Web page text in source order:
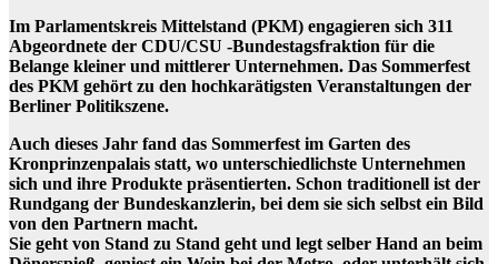
Im Parlamentskreis Mittelstand (PKM) engagieren sich 311
Abgeordnete der CDU/CSU -Bundestagsfraktion für die
Belange kleiner und mittlerer Unternehmen. Das Sommerfest
des PKM gehört zu den hochkarätigsten Veranstaltungen der
Berliner Politikszene.
Auch dieses Jahr fand das Sommerfest im Garten des
Kronprinzenpalais statt, wo unterschiedlichste Unternehmen
sich und ihre Produkte präsentierten. Schon traditionell ist der
Rundgang der Bundeskanzlerin, bei dem sie sich selbst ein Bild
von den Partnern macht.
Sie geht von Stand zu Stand geht und legt selber Hand an beim